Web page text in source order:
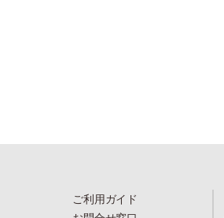
ご利用ガイド